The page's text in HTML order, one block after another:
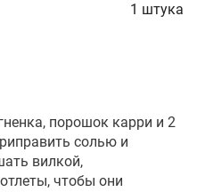
1 штука
порошок карри и 2
солью и
вилкой,
чтобы они